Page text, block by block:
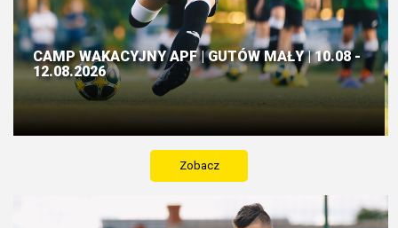
CAMP WAKACYJNY APF | GUTÓW MAŁY | 10.08 -
12.08.2026
Zobacz